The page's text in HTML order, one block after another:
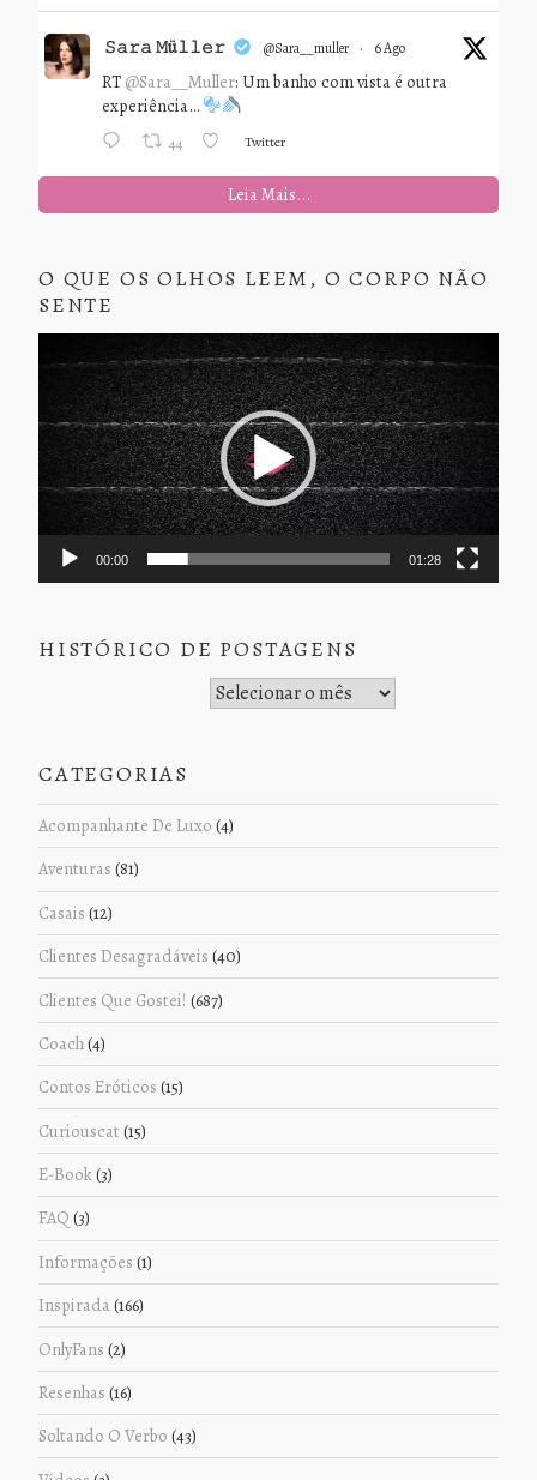
𝚂𝚊𝚛𝚊 𝙼ü𝚕𝚕𝚎𝚛 @sara__muller · 6 Ago
RT @Sara__Muller: Um banho com vista é outra
experiência…
44 Twitter
Leia Mais...
O QUE OS OLHOS LEEM, O CORPO NÃO
SENTE
de
vídeo
00:00 01:28
HISTÓRICO DE POSTAGENS
CATEGORIAS
Acompanhante De Luxo (4)
Aventuras (81)
Casais (12)
Clientes Desagradáveis (40)
Clientes Que Gostei! (687)
Coach(4)
Contos Eróticos (15)
Curiouscat (15)
E-Book(3)
FAQ (3)
Informações (1)
Inspirada (166)
OnlyFans (2)
Resenhas (16)
Soltando O Verbo (43)